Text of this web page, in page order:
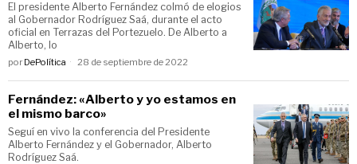
El presidente Alberto Fernández colmó de elogios
al Gobernador Rodríguez Saá, durante el acto
oficial en Terrazas del Portezuelo. De Alberto a
Alberto, lo
por DePolítica 28 de septiembre de 2022
Fernández: «Alberto y yo estamos en
el mismo barco»
Seguí en vivo la conferencia del Presidente
Alberto Fernández y el Gobernador, Alberto
Rodríguez Saá.